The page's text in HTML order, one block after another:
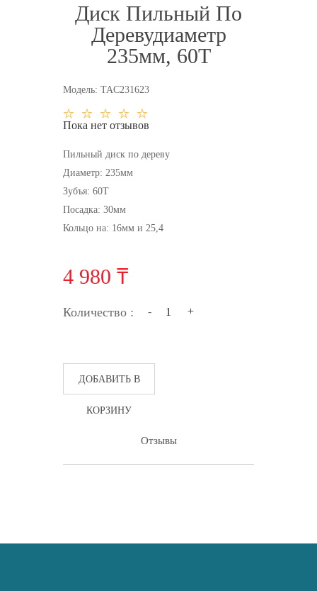
Диск Пильный По
Деревудиаметр
235мм, 60Т
Модель: TAC231623
Пока нет отзывов
Пильный диск по дереву
Диаметр: 235мм
Зубъя: 60Т
Посадка: 30мм
Кольцо на: 16мм и 25,4
4 980 ₸
Количество : - +
ДОБАВИТЬ В
КОРЗИНУ
Отзывы